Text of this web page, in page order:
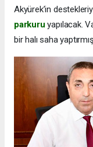
Akyürek’in
parkuru yapılacak.
bir halı saha